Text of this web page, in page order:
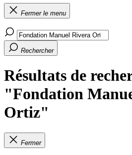
Fermer le menu
Rechercher
Résultats de
"Fondation
Ortiz"
Fermer